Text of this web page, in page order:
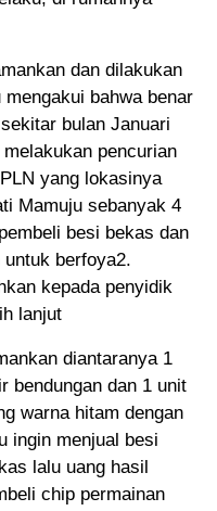
dan dilakukan
bahwa benar
bulan Januari
pencurian
yang lokasinya
Mamuju sebanyak 4
besi bekas dan
untuk berfoya2.
kepada penyidik
lanjut
diantaranya 1
bendungan dan 1 unit
warna hitam dengan
ingin menjual besi
lalu uang hasil
chip permainan